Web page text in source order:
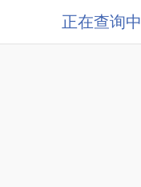
正在查询中